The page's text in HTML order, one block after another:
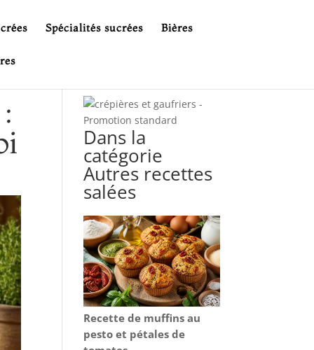
Spécialités sucrées Bières
Dans la
catégorie
Autres recettes
salées
Recette de muffins au
pesto et pétales de